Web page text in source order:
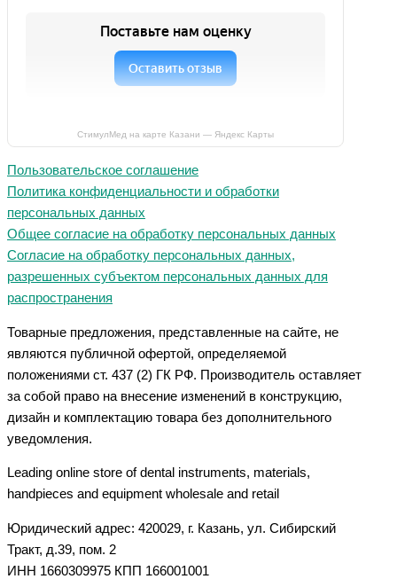
СтимулМед на карте Казани — Яндекс Карты
Пользовательское соглашение
Политика конфиденциальности и обработки
персональных данных
Общее согласие на обработку персональных данных
Согласие на обработку персональных данных,
разрешенных субъектом персональных данных для
распространения
Товарные предложения, представленные на сайте, не
являются публичной офертой, определяемой
положениями ст. 437 (2) ГК РФ. Производитель оставляет
за собой право на внесение изменений в конструкцию,
дизайн и комплектацию товара без дополнительного
уведомления.
Leading online store of dental instruments, materials,
handpieces and equipment wholesale and retail
Юридический адрес: 420029, г. Казань, ул. Сибирский
Тракт, д.39, пом. 2
ИНН 1660309975 КПП 166001001